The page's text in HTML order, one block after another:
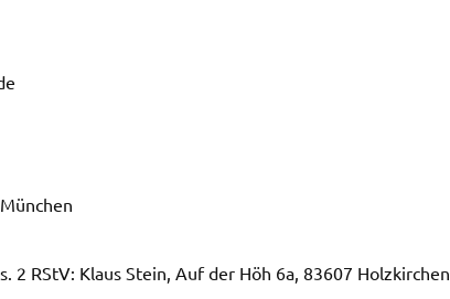
2 RStV: Klaus Stein, Auf der Höh 6a, 83607 Holzkirchen